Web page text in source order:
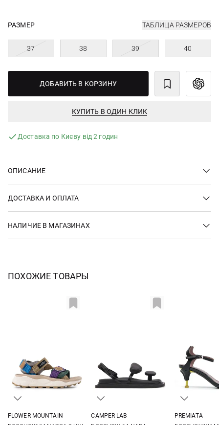
РАЗМЕР ТАБЛИЦА РАЗМЕРОВ
37 38 39 40
ДОБАВИТЬ В КОРЗИНУ
КУПИТЬ В ОДИН КЛИК
Доставка по Києву від 2 годин
ОПИСАНИЕ
ДОСТАВКА И ОПЛАТА
НАЛИЧИЕ В МАГАЗИНАХ
ПОХОЖИЕ ТОВАРЫ
FLOWER MOUNTAIN
CAMPER LAB
PREMIATA